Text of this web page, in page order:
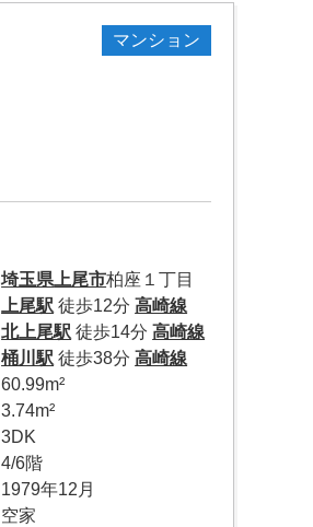
マンション
埼玉県 上尾市柏座１丁目
上尾駅 徒歩12分高崎線
北上尾駅 徒歩14分高崎線
桶川駅 徒歩38分高崎線
60.99m²
3.74m²
3DK
4/6階
1979年12月
空家